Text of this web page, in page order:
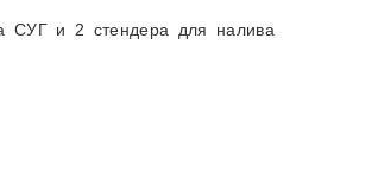
СУГ и 2 стендера для налива